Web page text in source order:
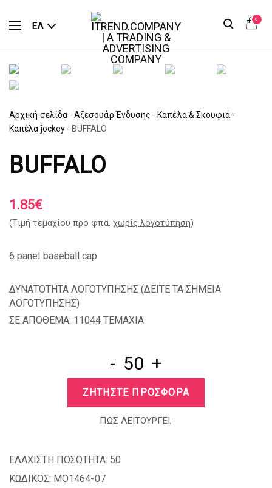
ΕΛ
0
Αρχική σελίδα - Αξεσουάρ Ένδυσης - Καπέλα & Σκουφιά -
Καπέλα jockey - BUFFALO
BUFFALO
1.85€
(Tιμή τεμαχίου προ φπα, χωρίς λογοτύπηση)
6 panel baseball cap
ΔΥΝΑΤΟΤΗΤΑ ΛΟΓΟΤΥΠΗΣΗΣ (ΔΕΙΤΕ ΤΑ ΣΗΜΕΙΑ
ΛΟΓΟΤΥΠΗΣΗΣ)
ΣΕ ΑΠΟΘΕΜΑ: 11044 TEMAXIA
- +
ΖΗΤΗΣΤΕ ΠΡΟΣΦΟΡΑ
ΠΩΣ ΛΕΙΤΟΥΡΓΕΙ;
ΕΛΑΧΙΣΤΗ ΠΟΣΟΤΗΤΑ: 50
ΚΩΔΙΚΟΣ: MO1464-07